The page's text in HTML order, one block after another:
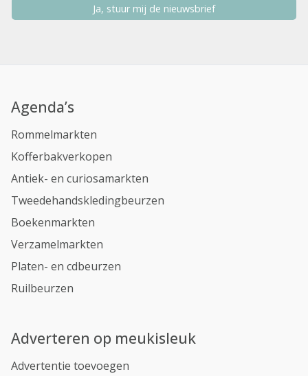
Ja, stuur mij de nieuwsbrief
Agenda’s
Rommelmarkten
Kofferbakverkopen
Antiek- en curiosamarkten
Tweedehandskledingbeurzen
Boekenmarkten
Verzamelmarkten
Platen- en cdbeurzen
Ruilbeurzen
Adverteren op meukisleuk
Advertentie toevoegen